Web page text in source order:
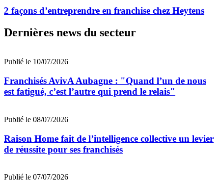
2 façons d’entreprendre en franchise chez Heytens
Dernières news du secteur
Publié le 10/07/2026
Franchisés AvivA Aubagne : "Quand l’un de nous
est fatigué, c’est l’autre qui prend le relais"
Publié le 08/07/2026
Raison Home fait de l’intelligence collective un levier
de réussite pour ses franchisés
Publié le 07/07/2026